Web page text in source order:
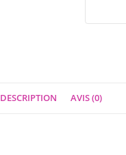
DESCRIPTION AVIS (0)